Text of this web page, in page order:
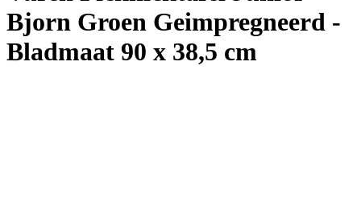
Bjorn Groen Geimpregneerd -
Bladmaat 90 x 38,5 cm